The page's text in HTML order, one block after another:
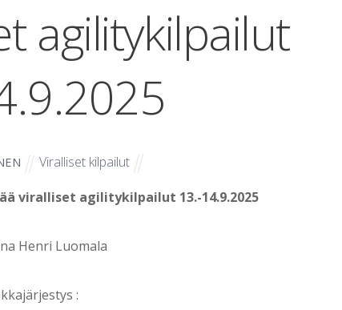
agilitykilpailut
Viralliset kilpailut
viralliset agilitykilpailut 13.-14.9.2025
Henri Luomala
: